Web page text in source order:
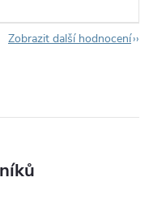
Zobrazit další hodnocení